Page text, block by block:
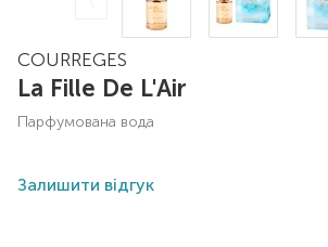
COURREGES
La Fille De L'Air
парфумована вода
Залишити відгук